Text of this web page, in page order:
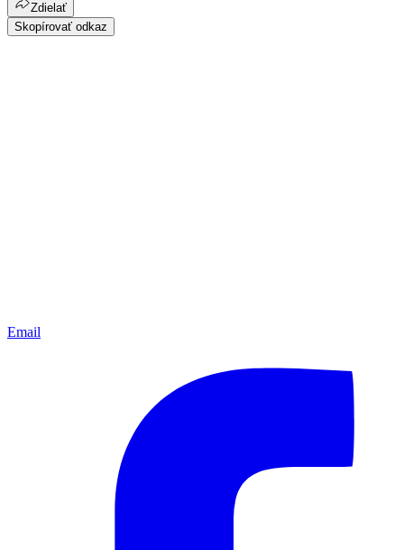
Zdielať
Skopírovať odkaz
Email